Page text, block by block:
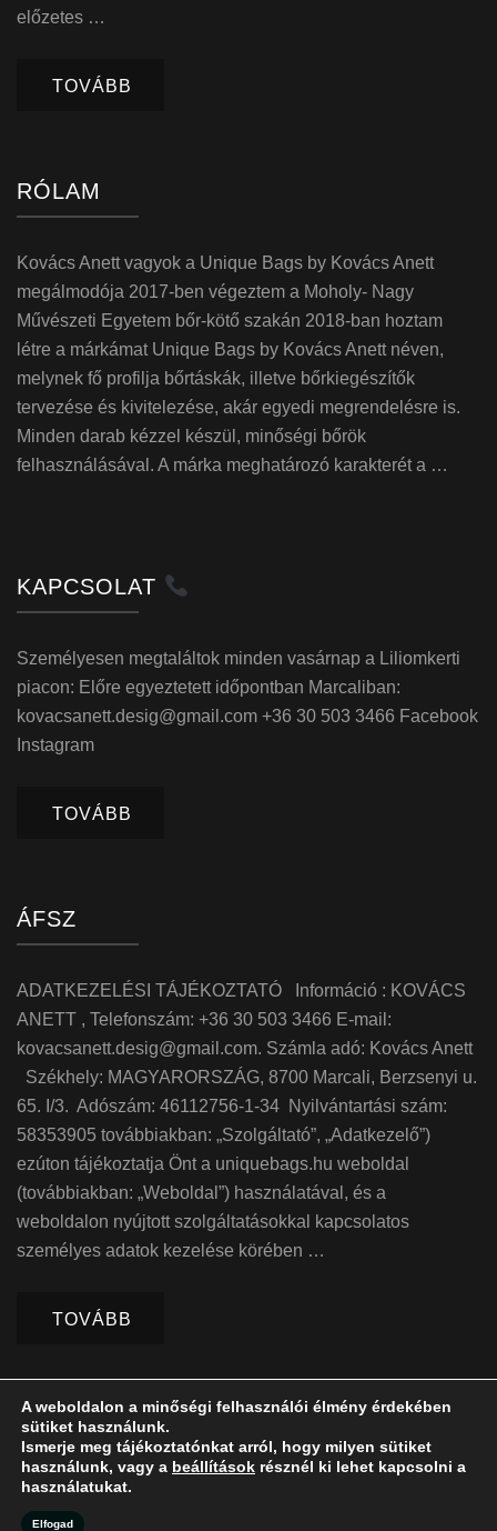
előzetes …
TOVÁBB
RÓLAM
Kovács Anett vagyok a Unique Bags by Kovács Anett
megálmodója 2017-ben végeztem a Moholy- Nagy
Művészeti Egyetem bőr-kötő szakán 2018-ban hoztam
létre a márkámat Unique Bags by Kovács Anett néven,
melynek fő profilja bőrtáskák, illetve bőrkiegészítők
tervezése és kivitelezése, akár egyedi megrendelésre is.
Minden darab kézzel készül, minőségi bőrök
felhasználásával. A márka meghatározó karakterét a …
KAPCSOLAT
Személyesen megtaláltok minden vasárnap a Liliomkerti
piacon: Előre egyeztetett időpontban Marcaliban:
kovacsanett.desig@gmail.com +36 30 503 3466 Facebook
Instagram
TOVÁBB
ÁFSZ
ADATKEZELÉSI TÁJÉKOZTATÓ Információ : KOVÁCS
ANETT , Telefonszám: +36 30 503 3466 E-mail:
kovacsanett.desig@gmail.com. Számla adó: Kovács Anett
Székhely: MAGYARORSZÁG, 8700 Marcali, Berzsenyi u.
65. I/3. Adószám: 46112756-1-34 Nyilvántartási szám:
58353905 továbbiakban: „Szolgáltató”, „Adatkezelő”)
ezúton tájékoztatja Önt a uniquebags.hu weboldal
(továbbiakban: „Weboldal”) használatával, és a
weboldalon nyújtott szolgáltatásokkal kapcsolatos
személyes adatok kezelése körében …
TOVÁBB
2026Szerzői jog
Fejlesztette
A weboldalon a minőségi felhasználói élmény érdekében
sütiket használunk.
Ismerje meg tájékoztatónkat arról, hogy milyen sütiket
használunk, vagy a beállítások résznél ki lehet kapcsolni a
használatukat.
Elfogad